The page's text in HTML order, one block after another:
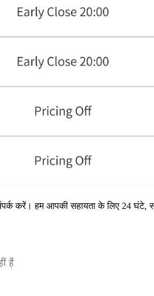
करें। हम आपकी सहायता के लिए 24 घंटे,
हैं